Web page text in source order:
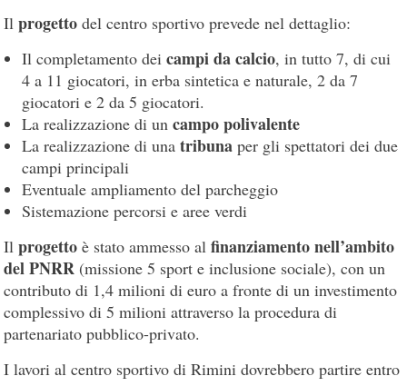
Ilprogetto del centro sportivo prevede nel dettaglio:
Il completamento dei campi da calcio, in tutto 7, di cui
4 a 11 giocatori, in erba sintetica e naturale, 2 da 7
giocatori e 2 da 5 giocatori.
La realizzazione di uncampo polivalente
La realizzazione di unatribuna per gli spettatori dei due
campi principali
Eventuale ampliamento del parcheggio
Sistemazione percorsi e aree verdi
Ilprogetto è stato ammesso alfinanziamento nell’ambito
del PNRR (missione 5 sport e inclusione sociale), con un
contributo di 1,4 milioni di euro a fronte di un investimento
complessivo di 5 milioni attraverso la procedura di
partenariato pubblico-privato.
I lavori al centro sportivo di Rimini dovrebbero partire entro